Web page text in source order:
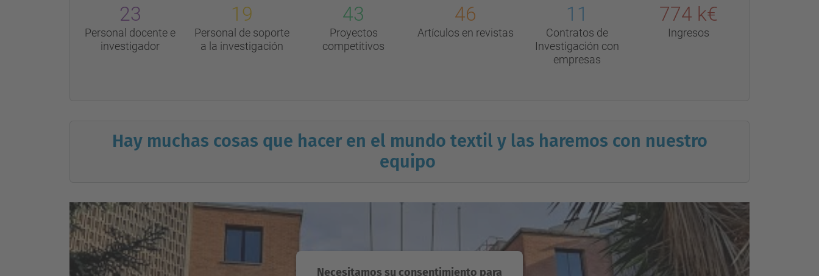
23
Personal docente e
investigador
19
Personal de soporte
a la investigación
43
Proyectos
competitivos
46
Artículos en revistas
11
Contratos de
Investigación con
empresas
774 k€
Ingresos
Hay muchas cosas que hacer en el mundo textil y las haremos con nuestro
equipo
Necesitamos su consentimiento para